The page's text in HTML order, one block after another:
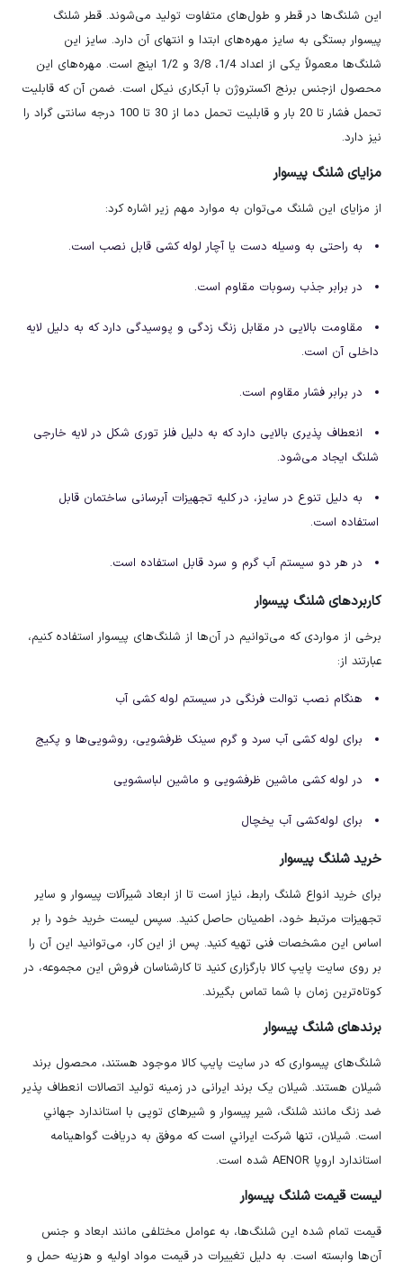
این شلنگ‌ها در قطر و طول‌های متفاوت تولید می‌شوند. قطر شلنگ
پیسوار بستگی به سایز مهره‌های ابتدا و انتهای آن دارد. سایز این
شلنگ‌ها معمولاً یکی از اعداد 1/4، 3/8 و 1/2 اینچ است. مهره‌های این
محصول ازجنس برنج اکستروژن با آبکاری نیکل است. ضمن آن که قابلیت
تحمل فشار تا 20 بار و قابلیت تحمل دما از 30 تا 100 درجه سانتی گراد را
نیز دارد.
مزایای شلنگ پیسوار
از مزایای این شلنگ می‌توان به موارد مهم زیر اشاره کرد:
به راحتی به وسیله دست یا آچار لوله کشی قابل نصب است.
در برابر جذب رسوبات مقاوم است.
مقاومت بالایی در مقابل زنگ زدگی و پوسیدگی دارد که به دلیل لایه
داخلی آن است.
در برابر فشار مقاوم است.
انعطاف پذیری بالایی دارد که به دلیل فلز توری شکل در لایه خارجی
شلنگ ایجاد می‌شود.
به دلیل تنوع در سایز، در کلیه تجهیزات آبرسانی ساختمان قابل
استفاده است.
در هر دو سیستم آب گرم و سرد قابل استفاده است.
کاربردهای شلنگ پیسوار
برخی از مواردی که می‌توانیم در آن‌ها از شلنگ‌های پیسوار استفاده کنیم،
عبارتند از:
هنگام نصب توالت فرنگی در سیستم لوله کشی آب
برای لوله کشی آب سرد و گرم سینک ظرفشویی، روشویی‌ها و پکیج
در لوله کشی ماشین ظرفشویی و ماشین لباسشویی
برای لوله‌کشی آب یخچال
خرید شلنگ پیسوار
برای خرید انواع شلنگ رابط، نیاز است تا از ابعاد شیرآلات پیسوار و سایر
تجهیزات مرتبط خود، اطمینان حاصل کنید. سپس لیست خرید خود را بر
اساس این مشخصات فنی تهیه کنید. پس از این کار، می‌توانید این آن را
بر روی سایت پایپ کالا بارگزاری کنید تا کارشناسان فروش این مجموعه، در
کوتاه‌ترین زمان با شما تماس بگیرند.
برندهای شلنگ پیسوار
شلنگ‌های پیسواری که در سایت پایپ کالا موجود هستند، محصول برند
شیلان هستند. شیلان یک برند ایرانی در زمینه تولید اتصالات انعطاف پذير
ضد زنگ مانند شلنگ، شیر پیسوار و شیرهای توپی با استاندارد جهاني
است. شيلان، تنها شرکت ايراني است که موفق به دريافت گواهينامه
استاندارد اروپا AENOR شده است.
لیست قیمت شلنگ پیسوار
قیمت تمام شده این شلنگ‌ها، به عوامل مختلفی مانند ابعاد و جنس
آن‌ها وابسته است. به دلیل تغییرات در قیمت مواد اولیه و هزینه حمل و